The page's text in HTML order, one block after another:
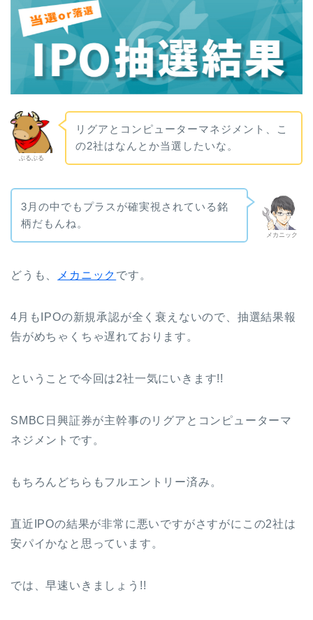
ぶるぶる
リグアとコンピューターマネジメント、こ
の2社はなんとか当選したいな。
メカニック
3月の中でもプラスが確実視されている銘
柄だもんね。
どうも、 メカニック です。
4月もIPOの新規承認が全く衰えないので、抽選結果報
告がめちゃくちゃ遅れております。
ということで今回は2社一気にいきます!!
SMBC日興証券が主幹事のリグアとコンピューターマ
ネジメントです。
もちろんどちらもフルエントリー済み。
直近IPOの結果が非常に悪いですがさすがにこの2社は
安パイかなと思っています。
では、早速いきましょう!!